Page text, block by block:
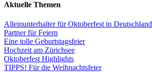
Aktuelle Themen
Alleinunterhalter für Oktoberfest in Deutschland
Partner für Feiern
Eine tolle Geburtstagsfeier
Hochzeit am Zürichsee
Oktoberfest Highlights
TIPPS! Für die Weihnachtsfeier